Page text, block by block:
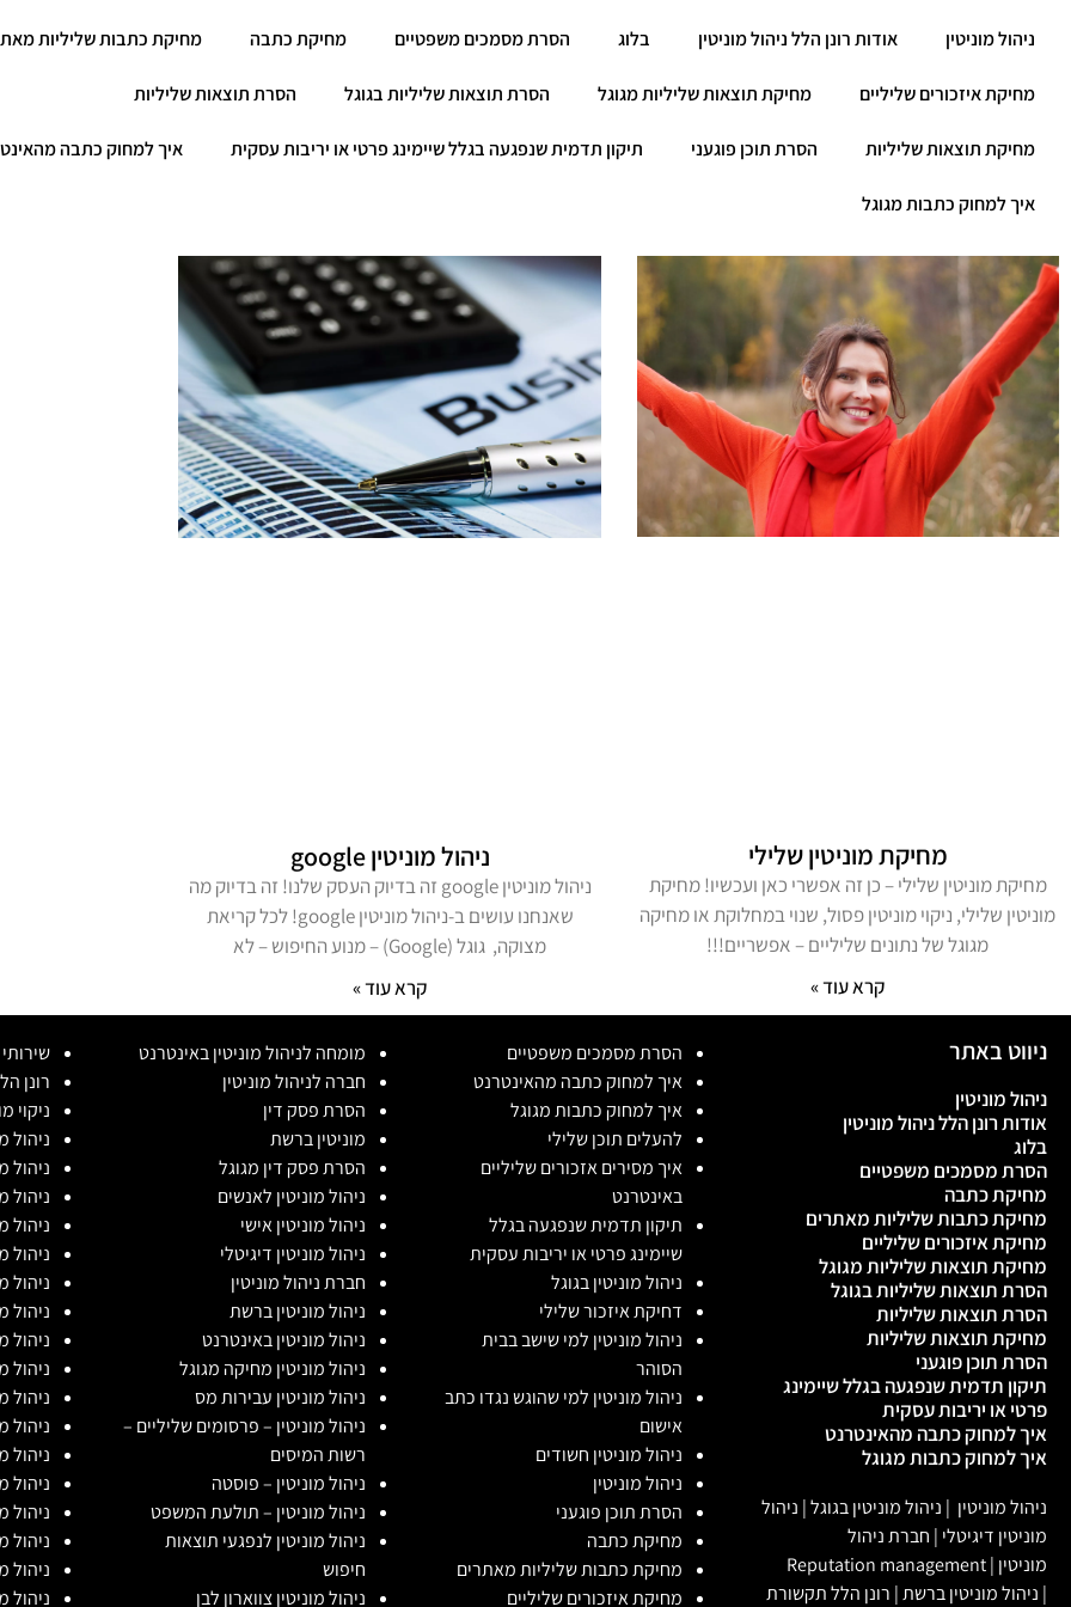
ניהול מוניטין אודות רונן הלל ניהול מוניטין בלוג הסרת מסמכים משפטיים מחיקת כתבה מחיקת כתבות שליליות
מחיקת איזכורים שליליים מחיקת תוצאות שליליות מגוגל הסרת תוצאות שליליות בגוגל הסרת תוצאות שליליות
מחיקת תוצאות שליליות הסרת תוכן פוגעני תיקון תדמית שנפגעה בגלל שיימינג פרטי או יריבות עסקית איך למחוק כתבה
איך למחוק כתבות מגוגל
מחיקת מוניטין שלילי
מחיקת מוניטין שלילי – כן זה אפשרי כאן ועכשיו! מחיקת
מוניטין שלילי, ניקוי מוניטין פסול, שנוי במחלוקת או מחיקה
מגוגל של נתונים שליליים – אפשריים!!!
קרא עוד »
ניהול מוניטין google
ניהול מוניטין google זה בדיוק העסק שלנו! זה בדיוק מה
שאנחנו עושים ב-ניהול מוניטין google! לכל קריאת
מצוקה, גוגל (Google) – מנוע החיפוש – לא
קרא עוד »
ניווט באתר
ניהול מוניטין
אודות רונן הלל ניהול מוניטין
בלוג
הסרת מסמכים משפטיים
מחיקת כתבה
מחיקת כתבות שליליות מאתרים
מחיקת איזכורים שליליים
מחיקת תוצאות שליליות מגוגל
הסרת תוצאות שליליות בגוגל
הסרת תוצאות שליליות
מחיקת תוצאות שליליות
הסרת תוכן פוגעני
תיקון תדמית שנפגעה בגלל שיימינג
פרטי או יריבות עסקית
איך למחוק כתבה מהאינטרנט
איך למחוק כתבות מגוגל
ניהול מוניטין | ניהול מוניטין בגוגל| ניהול
מוניטין דיגיטלי | חברת ניהול
מוניטין |
Reputation management
| ניהול מוניטין ברשת| רונן הלל תקשורת
הסרת מסמכים משפטיים
איך למחוק כתבה מהאינטרנט
איך למחוק כתבות מגוגל
להעלים תוכן שלילי
איך מסירים אזכורים שליליים
באינטרנט
תיקון תדמית שנפגעה בגלל
שיימינג פרטי או יריבות עסקית
ניהול מוניטין בגוגל
דחיקת איזכור שלילי
ניהול מוניטין למי שישב בבית
הסוהר
ניהול מוניטין למי שהוגש נגדו כתב
אישום
ניהול מוניטין חשודים
ניהול מוניטין
הסרת תוכן פוגעני
מחיקת כתבה
מחיקת כתבות שליליות מאתרים
מחיקת איזכורים שליליים
מומחה לניהול מוניטין באינטרנט
חברה לניהול מוניטין
הסרת פסק דין
מוניטין ברשת
הסרת פסק דין מגוגל
ניהול מוניטין לאנשים
ניהול מוניטין אישי
ניהול מוניטין דיגיטלי
חברת ניהול מוניטין
ניהול מוניטין ברשת
ניהול מוניטין באינטרנט
ניהול מוניטין מחיקה מגוגל
ניהול מוניטין עבירות מס
ניהול מוניטין – פרסומים שליליים –
רשות המיסים
ניהול מוניטין – פוסטה
ניהול מוניטין – תולעת המשפט
ניהול מוניטין לנפגעי תוצאות
חיפוש
ניהול מוניטין צווארון לבן
שירותי
רונן
ניקוי
ניהול
ניהול
ניהול
ניהול
ניהול
ניהול
ניהול
ניהול
ניהול
ניהול
ניהול
ניהול
ניהול
ניהול
ניהול
ניהול
ניהול